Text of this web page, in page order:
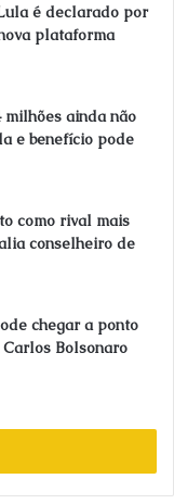
é declarado por
plataforma
milhões ainda não
e benefício pode
como rival mais
conselheiro de
chegar a ponto
Bolsonaro